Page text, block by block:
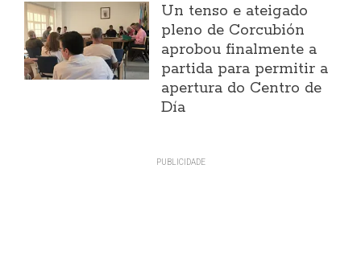
Un tenso e ateigado
pleno de Corcubión
aprobou finalmente a
partida para permitir a
apertura do Centro de
Día